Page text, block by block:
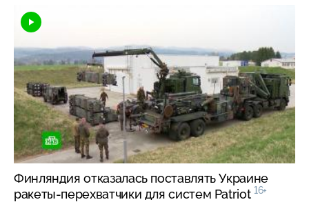
Финляндия отказалась поставлять Украине
ракеты-перехватчики для систем Patriot 16+